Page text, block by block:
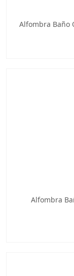
Alfombra Baño
Alfombra